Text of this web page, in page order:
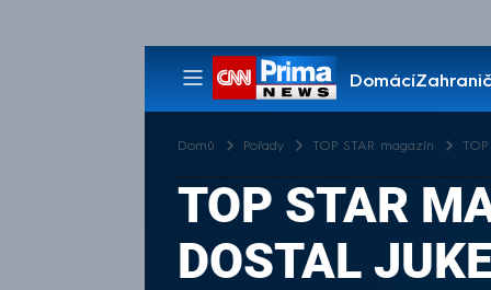
Domácí
Pořady
Domů Pořady TOP STAR magazín
TOP STAR
DOSTAL